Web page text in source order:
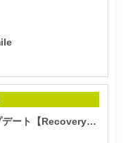
温熱効果のある寝具で睡眠をアップデート【Recovery Sleep】